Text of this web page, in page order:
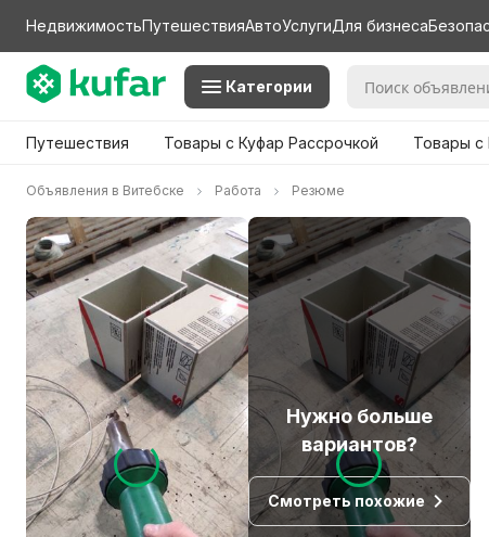
НедвижимостьПутешествияАвтоУслугиДля бизнеса
Категории
Путешествия Товары с Куфар Рассрочкой Товары с
Объявления в Витебске Работа Резюме
Нужно больше
вариантов?
Смотреть похожие